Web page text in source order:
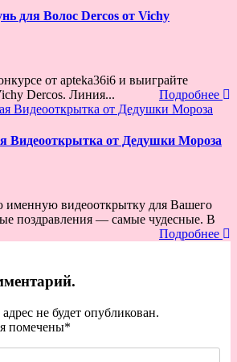
для Волос Dercos от Vichy
от apteka36i6 и выиграйте
Dercos. Линия...
Подробнее
Видеооткрытка от Дедушки Мороза
именную видеооткрытку для Вашего
поздравления — самые чудесные. В
Подробнее
не будет опубликован.
помечены*